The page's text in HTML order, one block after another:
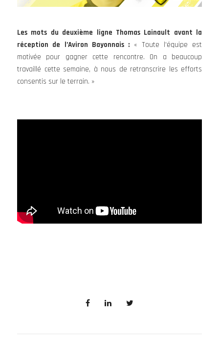
Les mots du deuxième ligne Thomas Lainault avant la
réception de l’Aviron Bayonnais : « Toute l’équipe est
motivée pour gagner cette rencontre. On a beaucoup
travaillé cette semaine, à nous de retranscrire les efforts
consentis sur le terrain. »